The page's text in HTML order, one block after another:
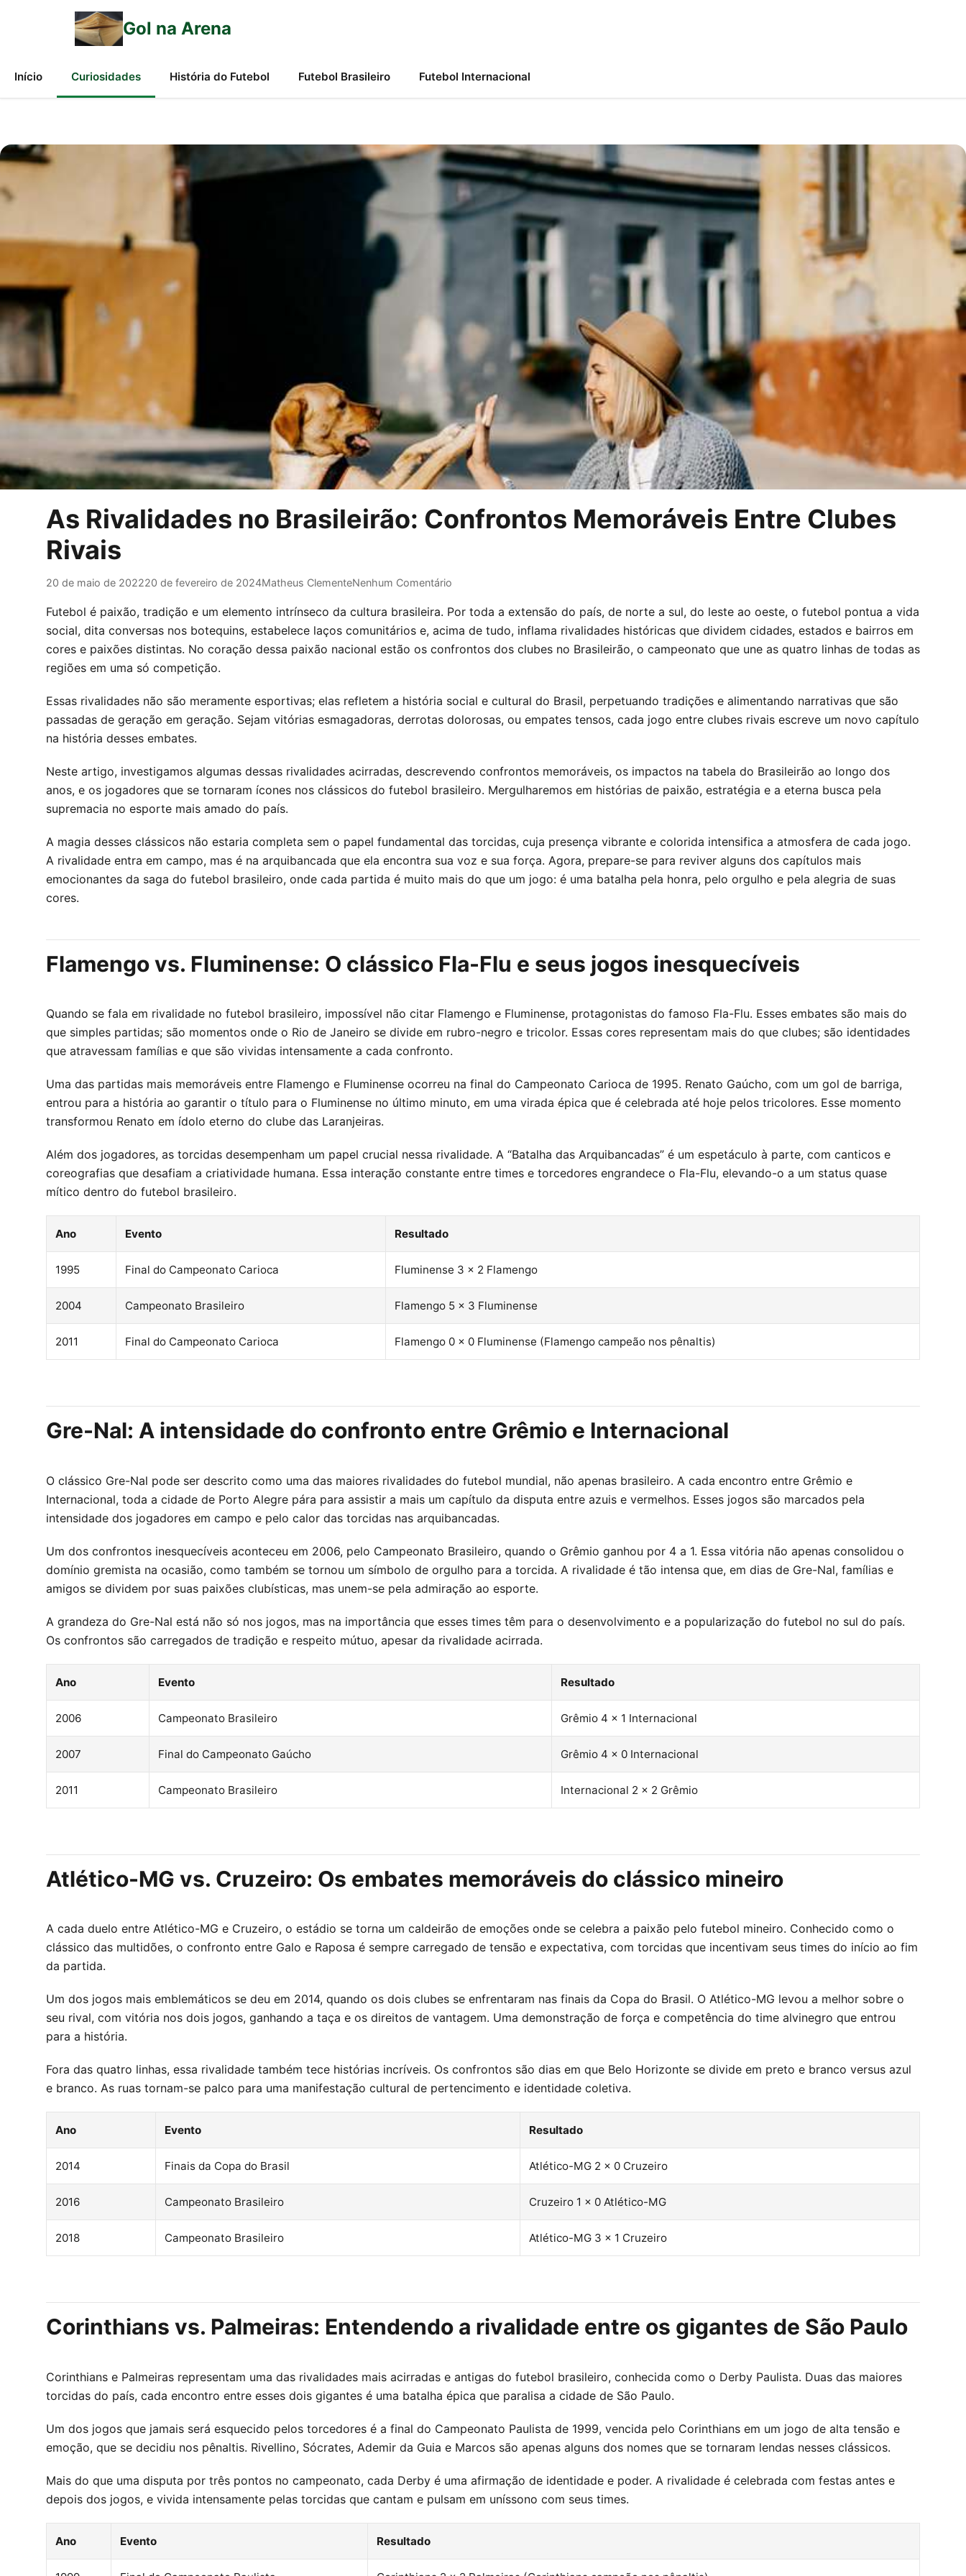
Gol na Arena
Início Curiosidades História do Futebol Futebol Brasileiro Futebol Internacional
As Rivalidades no Brasileirão: Confrontos Memoráveis Entre Clubes
Rivais
20 de maio de 202220 de fevereiro de 2024Matheus ClementeNenhum Comentário
Futebol é paixão, tradição e um elemento intrínseco da cultura brasileira. Por toda a extensão do país, de norte a sul, do leste ao oeste, o futebol pontua a vida
social, dita conversas nos botequins, estabelece laços comunitários e, acima de tudo, inflama rivalidades históricas que dividem cidades, estados e bairros em
cores e paixões distintas. No coração dessa paixão nacional estão os confrontos dos clubes no Brasileirão, o campeonato que une as quatro linhas de todas as
regiões em uma só competição.
Essas rivalidades não são meramente esportivas; elas refletem a história social e cultural do Brasil, perpetuando tradições e alimentando narrativas que são
passadas de geração em geração. Sejam vitórias esmagadoras, derrotas dolorosas, ou empates tensos, cada jogo entre clubes rivais escreve um novo capítulo
na história desses embates.
Neste artigo, investigamos algumas dessas rivalidades acirradas, descrevendo confrontos memoráveis, os impactos na tabela do Brasileirão ao longo dos
anos, e os jogadores que se tornaram ícones nos clássicos do futebol brasileiro. Mergulharemos em histórias de paixão, estratégia e a eterna busca pela
supremacia no esporte mais amado do país.
A magia desses clássicos não estaria completa sem o papel fundamental das torcidas, cuja presença vibrante e colorida intensifica a atmosfera de cada jogo.
A rivalidade entra em campo, mas é na arquibancada que ela encontra sua voz e sua força. Agora, prepare-se para reviver alguns dos capítulos mais
emocionantes da saga do futebol brasileiro, onde cada partida é muito mais do que um jogo: é uma batalha pela honra, pelo orgulho e pela alegria de suas
cores.
Flamengo vs. Fluminense: O clássico Fla-Flu e seus jogos inesquecíveis
Quando se fala em rivalidade no futebol brasileiro, impossível não citar Flamengo e Fluminense, protagonistas do famoso Fla-Flu. Esses embates são mais do
que simples partidas; são momentos onde o Rio de Janeiro se divide em rubro-negro e tricolor. Essas cores representam mais do que clubes; são identidades
que atravessam famílias e que são vividas intensamente a cada confronto.
Uma das partidas mais memoráveis entre Flamengo e Fluminense ocorreu na final do Campeonato Carioca de 1995. Renato Gaúcho, com um gol de barriga,
entrou para a história ao garantir o título para o Fluminense no último minuto, em uma virada épica que é celebrada até hoje pelos tricolores. Esse momento
transformou Renato em ídolo eterno do clube das Laranjeiras.
Além dos jogadores, as torcidas desempenham um papel crucial nessa rivalidade. A “Batalha das Arquibancadas” é um espetáculo à parte, com canticos e
coreografias que desafiam a criatividade humana. Essa interação constante entre times e torcedores engrandece o Fla-Flu, elevando-o a um status quase
mítico dentro do futebol brasileiro.
Ano Evento Resultado
1995 Final do Campeonato Carioca Fluminense 3 x 2 Flamengo
2004 Campeonato Brasileiro Flamengo 5 x 3 Fluminense
2011 Final do Campeonato Carioca Flamengo 0 x 0 Fluminense (Flamengo campeão nos pênaltis)
Gre-Nal: A intensidade do confronto entre Grêmio e Internacional
O clássico Gre-Nal pode ser descrito como uma das maiores rivalidades do futebol mundial, não apenas brasileiro. A cada encontro entre Grêmio e
Internacional, toda a cidade de Porto Alegre pára para assistir a mais um capítulo da disputa entre azuis e vermelhos. Esses jogos são marcados pela
intensidade dos jogadores em campo e pelo calor das torcidas nas arquibancadas.
Um dos confrontos inesquecíveis aconteceu em 2006, pelo Campeonato Brasileiro, quando o Grêmio ganhou por 4 a 1. Essa vitória não apenas consolidou o
domínio gremista na ocasião, como também se tornou um símbolo de orgulho para a torcida. A rivalidade é tão intensa que, em dias de Gre-Nal, famílias e
amigos se dividem por suas paixões clubísticas, mas unem-se pela admiração ao esporte.
A grandeza do Gre-Nal está não só nos jogos, mas na importância que esses times têm para o desenvolvimento e a popularização do futebol no sul do país.
Os confrontos são carregados de tradição e respeito mútuo, apesar da rivalidade acirrada.
Ano Evento Resultado
2006 Campeonato Brasileiro Grêmio 4 x 1 Internacional
2007 Final do Campeonato Gaúcho Grêmio 4 x 0 Internacional
2011 Campeonato Brasileiro Internacional 2 x 2 Grêmio
Atlético-MG vs. Cruzeiro: Os embates memoráveis do clássico mineiro
A cada duelo entre Atlético-MG e Cruzeiro, o estádio se torna um caldeirão de emoções onde se celebra a paixão pelo futebol mineiro. Conhecido como o
clássico das multidões, o confronto entre Galo e Raposa é sempre carregado de tensão e expectativa, com torcidas que incentivam seus times do início ao fim
da partida.
Um dos jogos mais emblemáticos se deu em 2014, quando os dois clubes se enfrentaram nas finais da Copa do Brasil. O Atlético-MG levou a melhor sobre o
seu rival, com vitória nos dois jogos, ganhando a taça e os direitos de vantagem. Uma demonstração de força e competência do time alvinegro que entrou
para a história.
Fora das quatro linhas, essa rivalidade também tece histórias incríveis. Os confrontos são dias em que Belo Horizonte se divide em preto e branco versus azul
e branco. As ruas tornam-se palco para uma manifestação cultural de pertencimento e identidade coletiva.
Ano Evento Resultado
2014 Finais da Copa do Brasil Atlético-MG 2 x 0 Cruzeiro
2016 Campeonato Brasileiro Cruzeiro 1 x 0 Atlético-MG
2018 Campeonato Brasileiro Atlético-MG 3 x 1 Cruzeiro
Corinthians vs. Palmeiras: Entendendo a rivalidade entre os gigantes de São Paulo
Corinthians e Palmeiras representam uma das rivalidades mais acirradas e antigas do futebol brasileiro, conhecida como o Derby Paulista. Duas das maiores
torcidas do país, cada encontro entre esses dois gigantes é uma batalha épica que paralisa a cidade de São Paulo.
Um dos jogos que jamais será esquecido pelos torcedores é a final do Campeonato Paulista de 1999, vencida pelo Corinthians em um jogo de alta tensão e
emoção, que se decidiu nos pênaltis. Rivellino, Sócrates, Ademir da Guia e Marcos são apenas alguns dos nomes que se tornaram lendas nesses clássicos.
Mais do que uma disputa por três pontos no campeonato, cada Derby é uma afirmação de identidade e poder. A rivalidade é celebrada com festas antes e
depois dos jogos, e vivida intensamente pelas torcidas que cantam e pulsam em uníssono com seus times.
Ano Evento Resultado